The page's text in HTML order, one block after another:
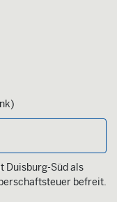
Duisburg-Süd als
befreit.